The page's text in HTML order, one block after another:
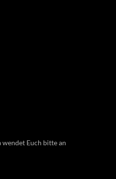
wendet Euch bitte an